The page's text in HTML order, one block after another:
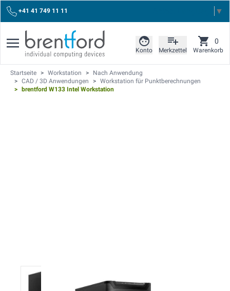
+41 41 749 11 11 ▼
Konto Merkzettel Warenkorb
0
Startseite > Workstation >
Nach Anwendung
> CAD / 3D Anwendungen > Workstation für Punktberechnungen
>
brentford W133 Intel Workstation